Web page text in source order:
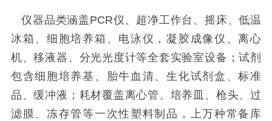
仪器品类涵盖PCR仪、超净工作台、摇床、低温
冰箱、细胞培养箱、电泳仪，凝胶成像仪、离心
机、移液器、分光光度计等全套实验室设备；试剂
包含细胞培养基、胎牛血清、生化试剂盒、标准
品、缓冲液；耗材覆盖离心管、培养皿、枪头、过
滤膜、冻存管等一次性塑料制品，上万种常备库